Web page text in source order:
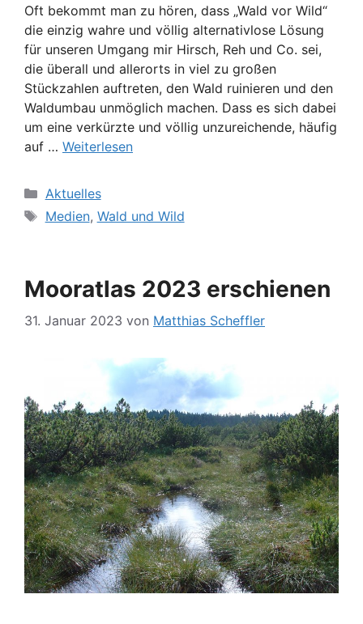
Oft bekommt man zu hören, dass „Wald vor Wild“
die einzig wahre und völlig alternativlose Lösung
für unseren Umgang mir Hirsch, Reh und Co. sei,
die überall und allerorts in viel zu großen
Stückzahlen auftreten, den Wald ruinieren und den
Waldumbau unmöglich machen. Dass es sich dabei
um eine verkürzte und völlig unzureichende, häufig
auf … Weiterlesen
Kategorien
Aktuelles
Schlagwörter
Medien, Wald und Wild
Mooratlas 2023 erschienen
31. Januar 2023 von Matthias Scheffler